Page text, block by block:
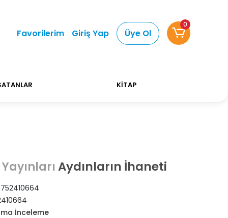
Kargo Ücretsiz! Bizi tercih
Favorilerim Giriş Yap Üye Ol
0
KİTAP
Aydınların İhaneti
İnceleme